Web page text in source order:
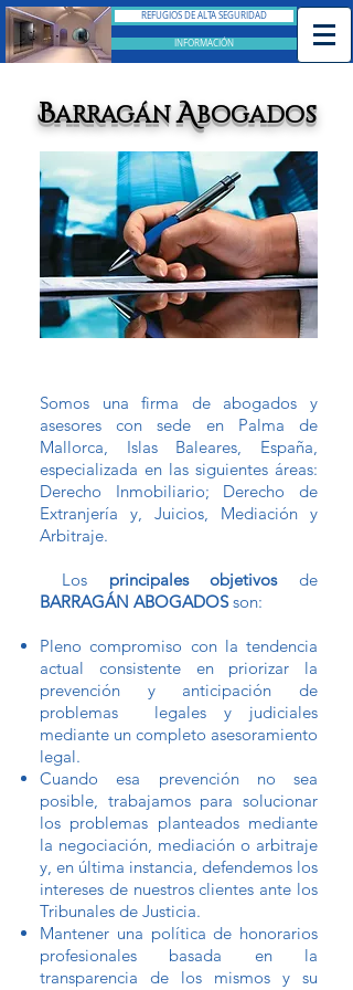
REFUGIOS DE ALTA SEGURIDAD
INFORMACIÓN
BarragánAbogados
Somos una firma de abogados y
asesores con sede en Palma de
Mallorca, Islas Baleares, España,
especializada en las siguientes áreas:
Derecho Inmobiliario; Derecho de
Extranjería y, Juicios, Mediación y
Arbitraje.
Los principales objetivosde
BARRAGÁN ABOGADOSson:
Pleno compromiso con la tendencia
actual consistente en priorizar la
prevención y anticipación de
problemas legales y judiciales
mediante un completo asesoramiento
legal.
Cuando esa prevención no sea
posible, trabajamos para solucionar
los problemas planteados mediante
la negociación, mediación o arbitraje
y, en última instancia, defendemos los
intereses de nuestros clientes ante los
Tribunales de Justicia.
Mantener una política de honorarios
profesionales basada en la
transparencia de los mismos y su